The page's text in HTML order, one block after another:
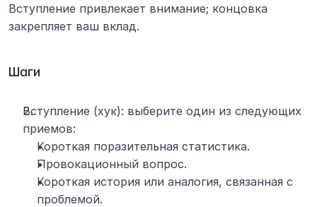
Вступление привлекает внимание; концовка
закрепляет ваш вклад.
Шаги
Вступление (хук): выберите один из следующих
приемов:
Короткая поразительная статистика.
Провокационный вопрос.
Короткая история или аналогия, связанная с
проблемой.